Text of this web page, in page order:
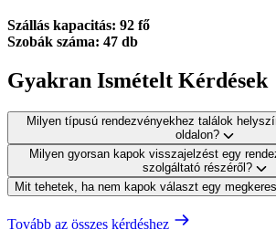
Szállás kapacitás: 92 fő
Szobák száma: 47 db
Gyakran Ismételt Kérdések
Milyen típusú rendezvényekhez találok
oldalon?
Milyen gyorsan kapok visszajelzést egy
szolgáltató részéről?
Mit tehetek, ha nem kapok választ egy
Tovább az összes kérdéshez